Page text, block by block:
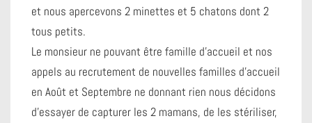
et nous apercevons 2 minettes et 5 chatons dont 2
tous petits.
Le monsieur ne pouvant être famille d’accueil et nos
appels au recrutement de nouvelles familles d’accueil
en Août et Septembre ne donnant rien nous décidons
d’essayer de capturer les 2 mamans, de les stériliser,